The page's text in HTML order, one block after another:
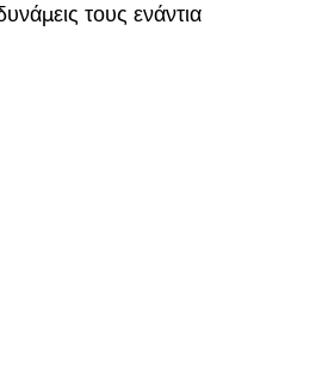
τους ενάντια